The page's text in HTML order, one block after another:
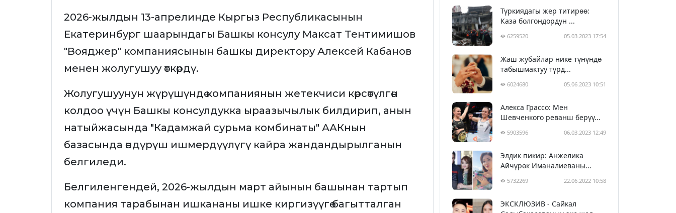
2026-жылдын 13-апрелинде Кыргыз Республикасынын
Екатеринбург шаарындагы Башкы консулу Максат Тентимишов
"Вояджер" компаниясынын башкы директору Алексей Кабанов
менен жолугушуу өткөрдү.
Жолугушуунун жүрүшүндө компаниянын жетекчиси көрсөтүлгөн
колдоо үчүн Башкы консулдукка ыраазычылык билдирип, анын
натыйжасында "Кадамжай сурьма комбинаты" ААКнын
базасында өндүрүш ишмердүүлүгү кайра жандандырылганын
белгиледи.
Белгиленгендей, 2026-жылдын март айынын башынан тартып
компания тарабынан ишкананы ишке киргизүүгө багытталган
Түркиядагы жер титирөө:
Каза болгондордун ...
6259520 05.03.2023 17:54
Жаш жубайлар нике түнүндө
табышмактуу түрд...
6024680 05.06.2023 10:51
Алекса Грассо: Мен
Шевченкого реванш берүү...
5903596 06.03.2023 12:49
Элдик пикир: Анжелика
Айчүрөк Иманалиеваны...
5732269 22.06.2022 10:58
ЭКСКЛЮЗИВ - Сайкал